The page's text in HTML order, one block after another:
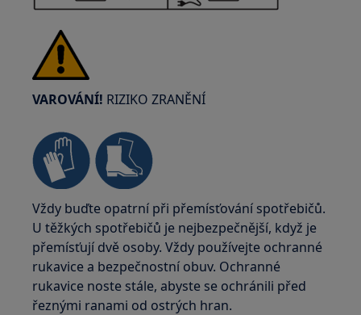
VAROVÁNÍ! RIZIKO ZRANĚNÍ
Vždy buďte opatrní při přemísťování spotřebičů.
U těžkých spotřebičů je nejbezpečnější, když je
přemísťují dvě osoby. Vždy používejte ochranné
rukavice a bezpečnostní obuv. Ochranné
rukavice noste stále, abyste se ochránili před
řeznými ranami od ostrých hran.